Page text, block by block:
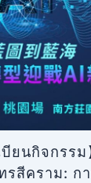
บียนกิจกรรม
รสีคราม: ก